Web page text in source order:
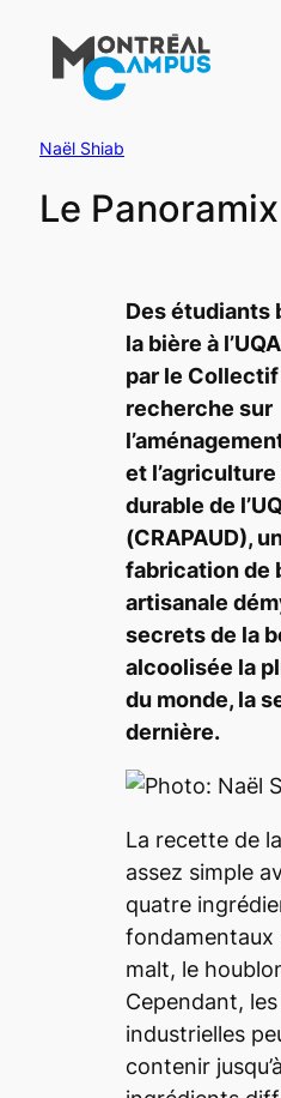
contenu
Naël Shiab
Le
Des étudiants
la bière à
par le Collectif
recherche sur
et
durable de
(CRAPAUD),
fabrication de
artisanale
secrets de la
alcoolisée la
du monde, la
dernière.
La recette de
assez simple
quatre
fondamentaux
malt, le
Cependant,
industrielles
contenir